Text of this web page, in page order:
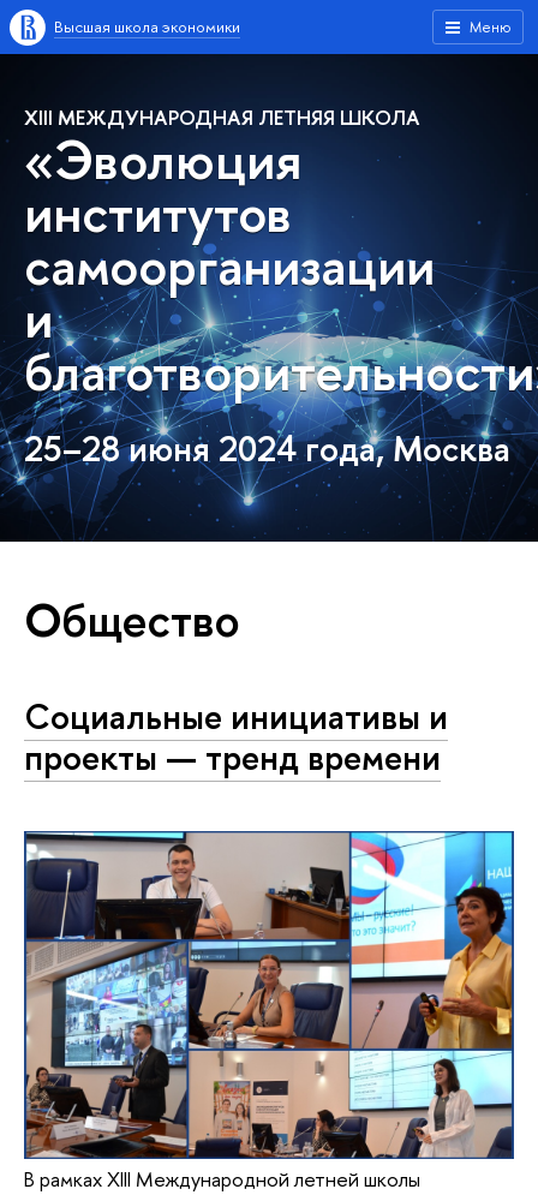
Меню
Высшая школа экономики
XIII МЕЖДУНАРОДНАЯ ЛЕТНЯЯ ШКОЛА
«Эволюция
институтов
самоорганизации
и
25–28 июня 2024 года, Москва
Общество
Социальные инициативы и
проекты — тренд времени
В рамках XIII Международной летней школы